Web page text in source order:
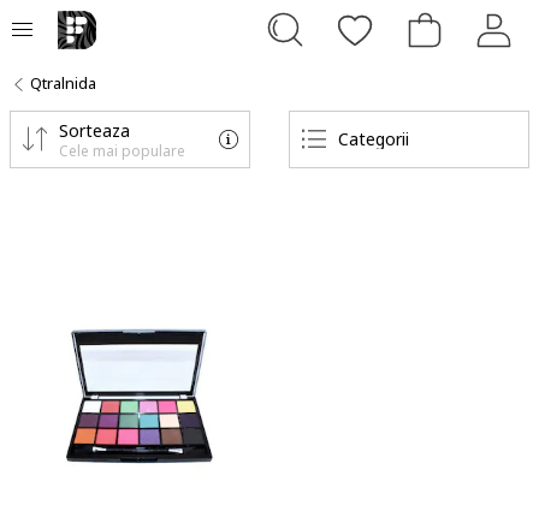
Qtralnida
Categorii
Sorteaza
Cele mai populare